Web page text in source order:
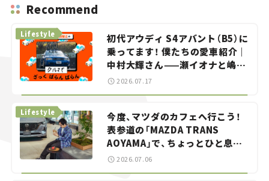
Recommend
初代アウディ S4アバント（B5）に
乗ってます！ 僕たちの愛車紹介｜
中村大輝さん——瀬イオナと嶋田
智之の「クルマでざっくばらんば
Lifestyle
2026.07.17
今度、マツダのカフェへ行こう！
表参道の「MAZDA TRANS
AOYAMA」で、ちょっとひと息。
——連載｜CCGとクルマでどうす
る？＜第13回＞
Lifestyle
2026.07.06